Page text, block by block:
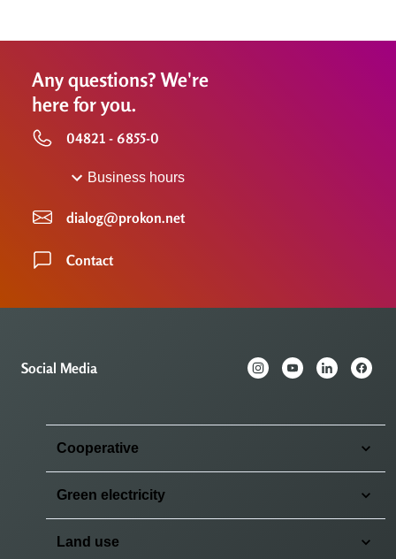
Any questions? We're
here for you.
04821 - 6855-0
Business hours
dialog@prokon.net
Contact
Social Media
Cooperative
Green electricity
Land use